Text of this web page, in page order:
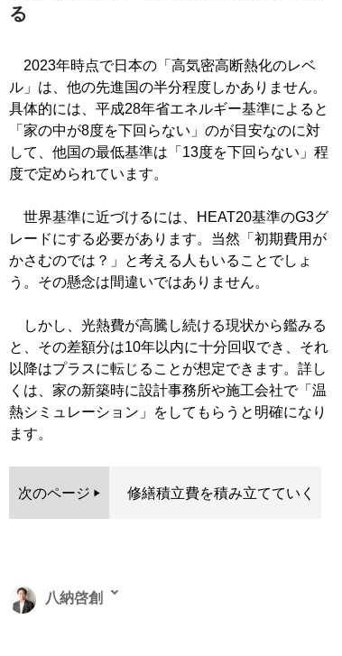
る
2023年時点で日本の「高気密高断熱化のレベ
ル」は、他の先進国の半分程度しかありません。
具体的には、平成28年省エネルギー基準によると
「家の中が8度を下回らない」のが目安なのに対
して、他国の最低基準は「13度を下回らない」程
度で定められています。
世界基準に近づけるには、HEAT20基準のG3グ
レードにする必要があります。当然「初期費用が
かさむのでは？」と考える人もいることでしょ
う。その懸念は間違いではありません。
しかし、光熱費が高騰し続ける現状から鑑みる
と、その差額分は10年以内に十分回収でき、それ
以降はプラスに転じることが想定できます。詳し
くは、家の新築時に設計事務所や施工会社で「温
熱シミュレーション」をしてもらうと明確になり
ます。
次のページ 修繕積立費を積み立てていく
八納啓創